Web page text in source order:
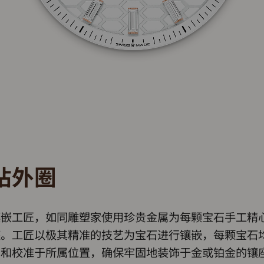
外圈
工匠，如同雕塑家使用珍贵金属为每颗宝石手工精
工匠以极其精准的技艺为宝石进行镶嵌，每颗宝石
校准于所属位置，确保牢固地装饰于金或铂金的镶